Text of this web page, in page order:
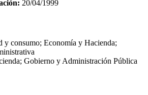
20/04/1999
y consumo; Economía y Hacienda;
Gobierno y Administración Pública